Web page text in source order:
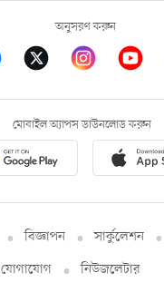
অনুসরণ করুন
মোবাইল অ্যাপস ডাউনলোড করুন
বিজ্ঞাপন সার্কুলেশন
যোগাযোগ
নিউজলেটার